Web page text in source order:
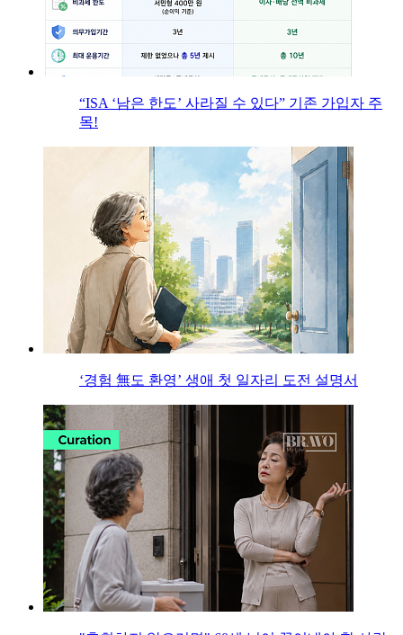
“ISA ‘남은 한도’ 사라질 수 있다” 기존 가입자 주
목!
‘경험 無도 환영’ 생애 첫 일자리 도전 설명서